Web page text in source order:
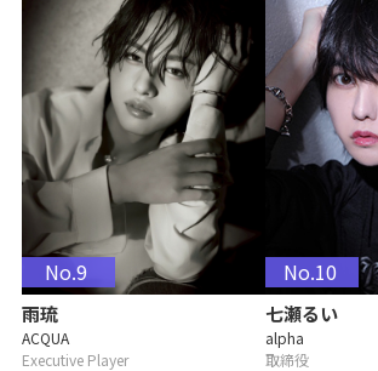
No.9
雨琉
ACQUA
Executive Player
No.10
七瀬るい
alpha
取締役